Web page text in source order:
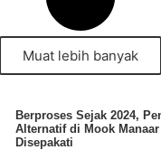
Muat lebih banyak
Berproses Sejak 2024,
Alternatif di Mook
Disepakati